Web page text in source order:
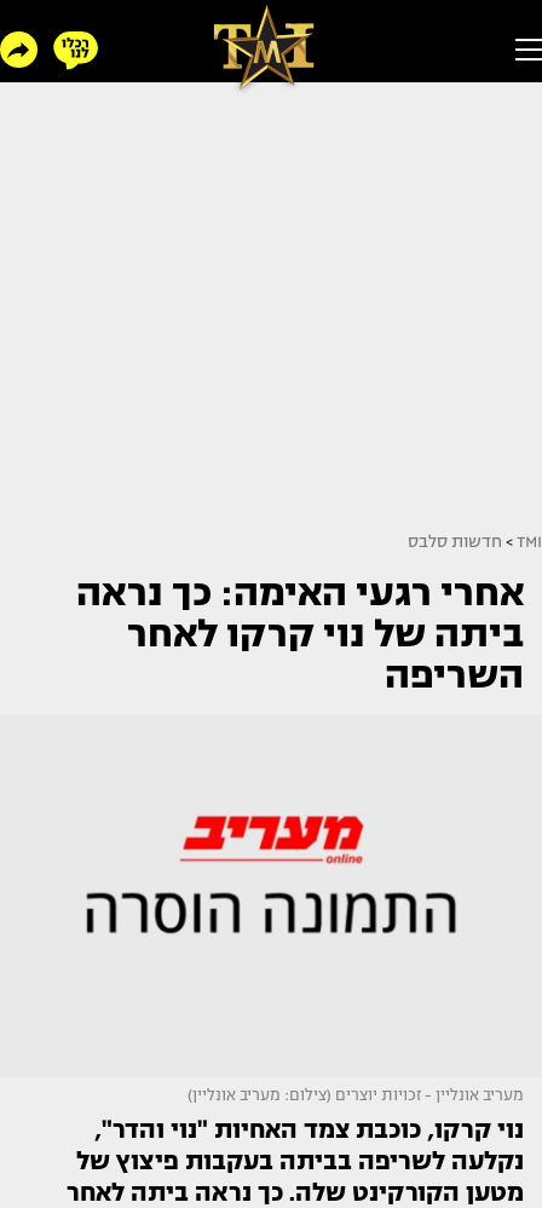
TMI
> חדשות סלבס
אחרי רגעי האימה: כך נראה
ביתה של נוי קרקו לאחר
השריפה
מעריב אונליין - זכויות יוצרים (צילום: מעריב אונליין)
נוי קרקו, כוכבת צמד האחיות "נוי והדר",
נקלעה לשריפה בביתה בעקבות פיצוץ של
מטען הקורקינט שלה. כך נראה ביתה לאחר